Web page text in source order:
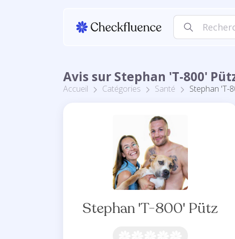
Avis sur Stephan 'T-800'
Accueil Catégories Santé Stephan 'T-
Stephan 'T-800' Pütz